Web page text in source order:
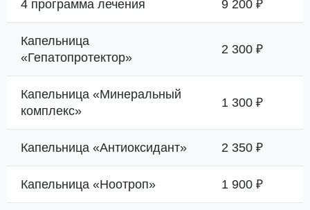
4 программа лечения 9 200 ₽
Капельница
«Гепатопротектор»
2 300 ₽
Капельница «Минеральный
комплекс»
1 300 ₽
Капельница «Антиоксидант» 2 350 ₽
Капельница «Ноотроп» 1 900 ₽